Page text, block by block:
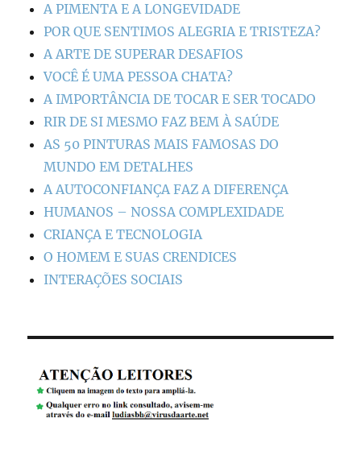
A PIMENTA E A LONGEVIDADE
POR QUE SENTIMOS ALEGRIA E TRISTEZA?
A ARTE DE SUPERAR DESAFIOS
VOCÊ É UMA PESSOA CHATA?
A IMPORTÂNCIA DE TOCAR E SER TOCADO
RIR DE SI MESMO FAZ BEM À SAÚDE
AS 50 PINTURAS MAIS FAMOSAS DO
MUNDO EM DETALHES
A AUTOCONFIANÇA FAZ A DIFERENÇA
HUMANOS – NOSSA COMPLEXIDADE
CRIANÇA E TECNOLOGIA
O HOMEM E SUAS CRENDICES
INTERAÇÕES SOCIAIS